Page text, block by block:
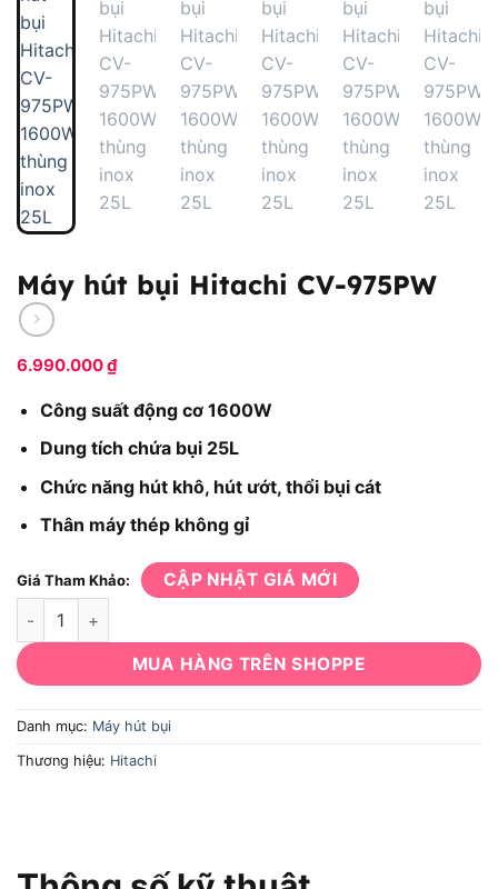
Máy hút bụi Hitachi CV-975PW
6.990.000₫
Công suất động cơ 1600W
Dung tích chứa bụi 25L
Chức năng hút khô, hút ướt, thổi bụi cát
Thân máy thép không gỉ
Giá Tham Khảo: CẬP NHẬT GIÁ MỚI
Máy hút bụi Hitachi CV-975PW số lượng
MUA HÀNG TRÊN SHOPPE
Danh mục: Máy hút bụi
Thương hiệu: Hitachi